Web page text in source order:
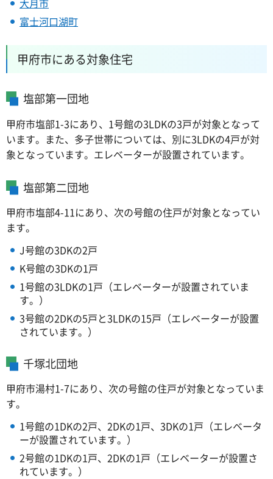
富士河口湖町
甲府市にある対象住宅
塩部第一団地
甲府市塩部1-3にあり、1号館の3LDKの3戸が対象となって
います。また、多子世帯については、別に3LDKの4戸が対
象となっています。エレベーターが設置されています。
塩部第二団地
甲府市塩部4-11にあり、次の号館の住戸が対象となってい
ます。
J号館の3DKの2戸
K号館の3DKの1戸
1号館の3LDKの1戸（エレベーターが設置されていま
す。）
3号館の2DKの5戸と3LDKの15戸（エレベーターが設置
されています。）
千塚北団地
甲府市湯村1-7にあり、次の号館の住戸が対象となっていま
す。
1号館の1DKの2戸、2DKの1戸、3DKの1戸（エレベータ
ーが設置されています。）
2号館の1DKの1戸、2DKの1戸（エレベーターが設置さ
れています。）